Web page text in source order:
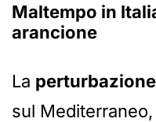
Maltempo in
arancione
La
sul